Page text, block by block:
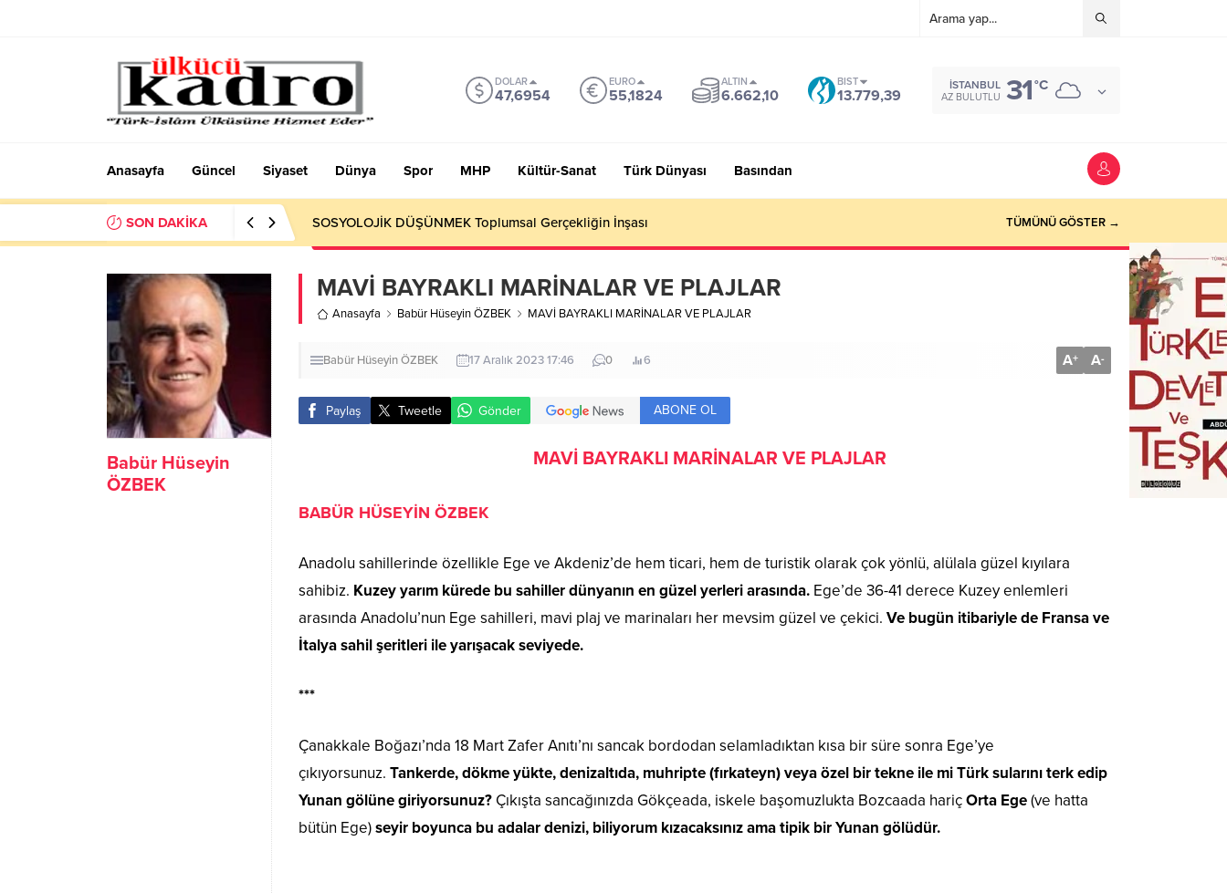
DOLAR
47,6954
EURO
55,1824
ALTIN
6.662,10
BIST
13.779,39
İSTANBUL
AZ BULUTLU 31°C
Anasayfa Güncel Siyaset Dünya Spor MHP Kültür-Sanat Türk Dünyası Basından
SON DAKİKA Okumayı Pek de Sevmiyoruz Herhalde TÜMÜNÜ GÖSTER →
Babür Hüseyin
ÖZBEK
MAVİ BAYRAKLI MARİNALAR VE PLAJLAR
Anasayfa Babür Hüseyin ÖZBEK MAVİ BAYRAKLI MARİNALAR VE PLAJLAR
Babür Hüseyin ÖZBEK 17 Aralık 2023 17:46 0 6 A+ A-
Paylaş Tweetle Gönder ABONE OL
MAVİ BAYRAKLI MARİNALAR VE PLAJLAR
BABÜR HÜSEYİN ÖZBEK
Anadolu sahillerinde özellikle Ege ve Akdeniz’de hem ticari, hem de turistik olarak çok yönlü, alülala güzel kıyılara
sahibiz. Kuzey yarım kürede bu sahiller dünyanın en güzel yerleri arasında. Ege’de 36-41 derece Kuzey enlemleri
arasında Anadolu’nun Ege sahilleri, mavi plaj ve marinaları her mevsim güzel ve çekici. Ve bugün itibariyle de Fransa ve
İtalya sahil şeritleri ile yarışacak seviyede.
***
Çanakkale Boğazı’nda 18 Mart Zafer Anıtı’nı sancak bordodan selamladıktan kısa bir süre sonra Ege’ye
çıkıyorsunuz. Tankerde, dökme yükte, denizaltıda, muhripte (fırkateyn) veya özel bir tekne ile mi Türk sularını terk edip
Yunan gölüne giriyorsunuz? Çıkışta sancağınızda Gökçeada, iskele başomuzlukta Bozcaada hariçOrta Ege(ve hatta
bütün Ege)seyir boyunca bu adalar denizi, biliyorum kızacaksınız ama tipik bir Yunan gölüdür.